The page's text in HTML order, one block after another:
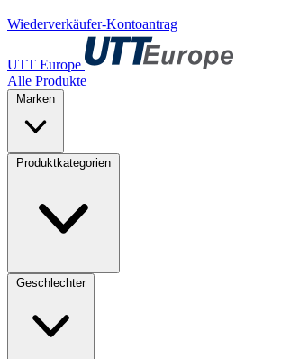
Wiederverkäufer-Kontoantrag
UTT Europe
Alle Produkte
Marken
Produktkategorien
Geschlechter